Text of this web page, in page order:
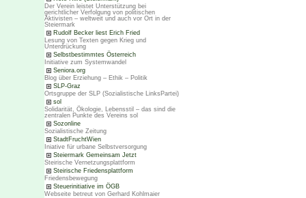
Der Verein leistet Unterstützung bei
gerichtlicher Verfolgung von politischen
Aktivisten – weltweit und auch vor Ort in der
Steiermark
Rudolf Becker liest Erich Fried
Lesung von Texten gegen Krieg und
Unterdrückung
Selbstbestimmtes Österreich
Initiative zum Systemwandel
Seniora.org
Blog über Erziehung – Ethik – Politik
SLP-Graz
Ortsgruppe der SLP (Sozialistische LinksPartei)
sol
Solidarität, Ökologie, Lebensstil – das sind die
zentralen Punkte des Vereins sol
Sozonline
Sozialistische Zeitung
StadtFruchtWien
Iniative für urbane Selbstversorgung
Steiermark Gemeinsam Jetzt
Steirische Vernetzungsplattform
Steirische Friedensplattform
Friedensbewegung
Steuerinitiative im ÖGB
Webseite betreut von Gerhard Kohlmaier